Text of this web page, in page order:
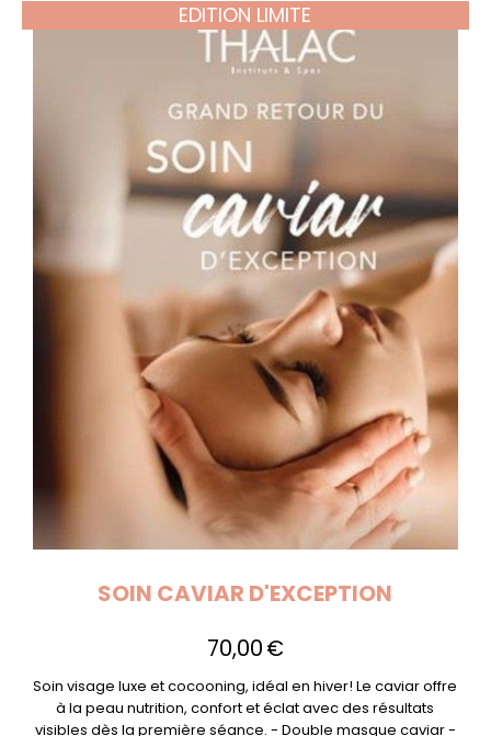
EDITION LIMITE
SOIN CAVIAR D'EXCEPTION
70,00€
Soin visage luxe et cocooning, idéal en hiver! Le caviar offre
à la peau nutrition, confort et éclat avec des résultats
visibles dès la première séance. - Double masque caviar -